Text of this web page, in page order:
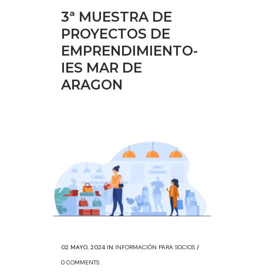
3ª MUESTRA DE
PROYECTOS DE
EMPRENDIMIENTO-
IES MAR DE
ARAGON
02 MAYO, 2024 IN INFORMACIÓN PARA SOCIOS /
0 COMMENTS